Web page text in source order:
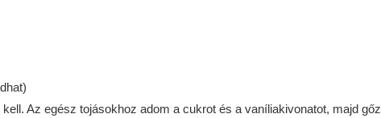
Az egész tojásokhoz adom a cukrot és a vaníliakivonatot, majd gőz